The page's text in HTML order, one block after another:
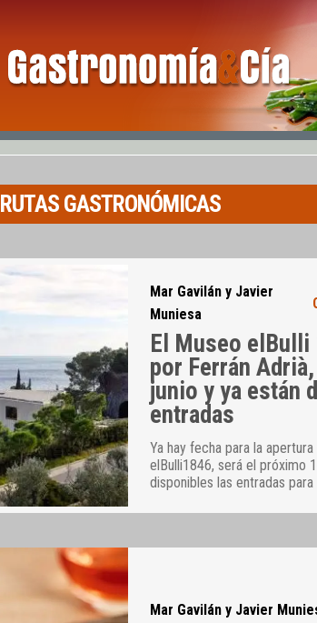
RUTAS GASTRONÓMICAS
Mar Gavilán y Javier
Muniesa
El Museo
por Ferrán
junio y ya están
entradas
Ya hay fecha para la
elBulli1846, será el próximo
disponibles las entradas
Mar Gavilán y Javier